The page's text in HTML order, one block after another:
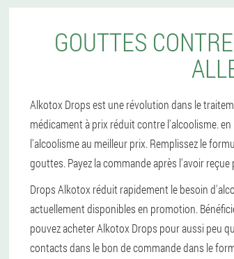
GOUTTES
Alkotox Drops est une révolution dans le
médicament à prix réduit contre l'alcoolisme.
l'alcoolisme au meilleur prix. Remplissez le
gouttes. Payez la commande après l'avoir
Drops Alkotox réduit rapidement le besoin
actuellement disponibles en promotion.
pouvez acheter Alkotox Drops pour aussi peu
contacts dans le bon de commande dans le